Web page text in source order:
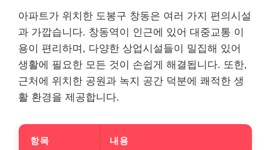
아파트가 위치한 도봉구 창동은 여러 가지 편의시설
과 가깝습니다. 창동역이 인근에 있어 대중교통 이
용이 편리하며, 다양한 상업시설들이 밀집해 있어
생활에 필요한 모든 것이 손쉽게 해결됩니다. 또한,
근처에 위치한 공원과 녹지 공간 덕분에 쾌적한 생
활 환경을 제공합니다.
항목 내용